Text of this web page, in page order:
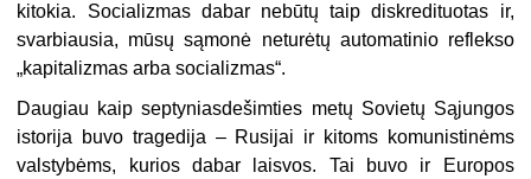
kitokia. Socializmas dabar nebūtų taip diskredituotas ir,
svarbiausia, mūsų sąmonė neturėtų automatinio reflekso
„kapitalizmas arba socializmas“.
Daugiau kaip septyniasdešimties metų Sovietų Sąjungos
istorija buvo tragedija – Rusijai ir kitoms komunistinėms
valstybėms, kurios dabar laisvos. Tai buvo ir Europos